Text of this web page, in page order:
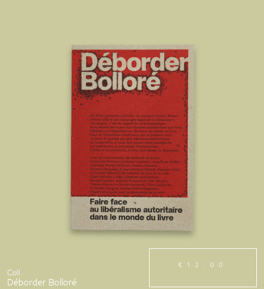
Coll.
Déborder Bolloré
€12.00